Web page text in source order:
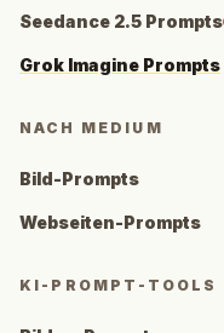
Seedance 2.5 Prompts
Grok Imagine Prompts
NACH MEDIUM
Bild-Prompts
Webseiten-Prompts
KI-PROMPT-TOOLS